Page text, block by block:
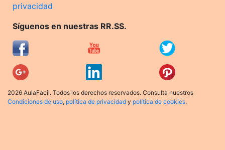
privacidad
Síguenos en nuestras RR.SS.
2026 AulaFacil. Todos los derechos reservados. Consulta nuestros
Condiciones de uso, política de privacidad y política de cookies.